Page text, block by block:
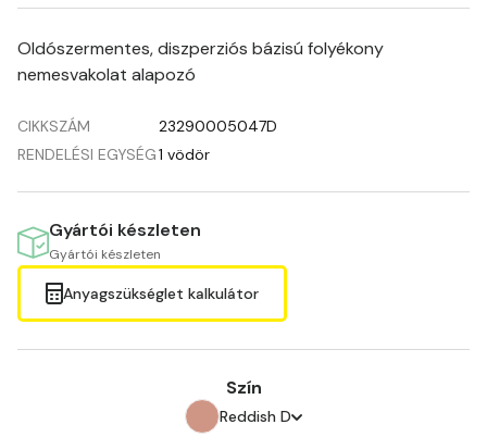
Oldószermentes, diszperziós bázisú folyékony
nemesvakolat alapozó
CIKKSZÁM
23290005047D
RENDELÉSI EGYSÉG1 vödör
Gyártói készleten
Gyártói készleten
Anyagszükséglet kalkulátor
Szín
Reddish D